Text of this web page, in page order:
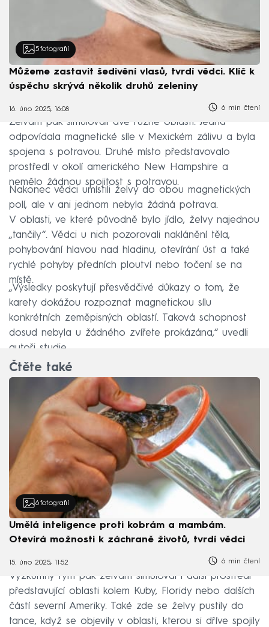
5 fotografií
Můžeme zastavit šedivění vlasů, tvrdí vědci. Klíč k
úspěchu skrývá několik druhů zeleniny
16. úno 2025, 16:08 6 min čtení
Želvám pak simulovali dvě různé oblasti. Jedna
odpovídala magnetické síle v Mexickém zálivu a byla
spojena s potravou. Druhé místo představovalo
prostředí v okolí amerického New Hampshire a
nemělo žádnou spojitost s potravou.
Nakonec vědci umístili želvy do obou magnetických
polí, ale v ani jednom nebyla žádná potrava.
V oblasti, ve které původně bylo jídlo, želvy najednou
„tančily“. Vědci u nich pozorovali naklánění těla,
pohybování hlavou nad hladinu, otevírání úst a také
rychlé pohyby předních ploutví nebo točení se na
místě.
„Výsledky poskytují přesvědčivé důkazy o tom, že
karety dokážou rozpoznat magnetickou sílu
konkrétních zeměpisných oblastí. Taková schopnost
dosud nebyla u žádného zvířete prokázána,“ uvedli
autoři studie.
Čtěte také
6 fotografií
Umělá inteligence proti kobrám a mambám.
Otevírá možnosti k záchraně životů, tvrdí vědci
15. úno 2025, 11:52 6 min čtení
Výzkumný tým pak želvám simuloval i další prostředí
představující oblasti kolem Kuby, Floridy nebo dalších
částí severní Ameriky. Také zde se želvy pustily do
tance, když se objevily v oblasti, kterou si dříve spojily